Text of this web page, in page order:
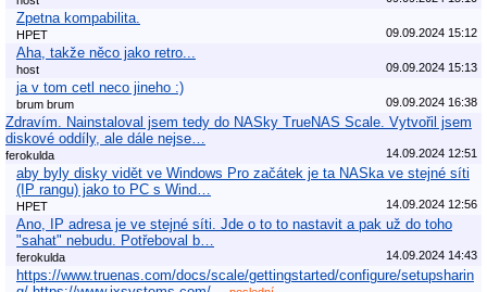
Zpetna kompabilita.
HPET 09.09.2024 15:12
Aha, takže něco jako retro...
host 09.09.2024 15:13
ja v tom cetl neco jineho :)
brum brum 09.09.2024 16:38
Zdravím. Nainstaloval jsem tedy do NASky TrueNAS Scale. Vytvořil jsem
diskové oddíly, ale dále nejse…
ferokulda 14.09.2024 12:51
aby byly disky vidět ve Windows Pro začátek je ta NASka ve stejné síti
(IP rangu) jako to PC s Wind…
HPET 14.09.2024 12:56
Ano, IP adresa je ve stejné síti. Jde o to to nastavit a pak už do toho
"sahat" nebudu. Potřeboval b…
ferokulda 14.09.2024 14:43
https://www.truenas.com/docs/scale/gettingstarted/configure/setupsharin